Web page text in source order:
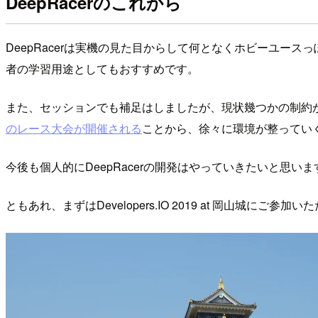
DeepRacerは実機の見た目からして何となくホビーユース
者の学習用途としてもおすすめです。
また、セッションでも補足はしましたが、現状幾つかの制
のレース大会が開催されることから、徐々に環境が整って
今後も個人的にDeepRacerの開発はやっていきたいと思い
ともあれ、まずはDevelopers.IO 2019 at 岡山城にご参加い